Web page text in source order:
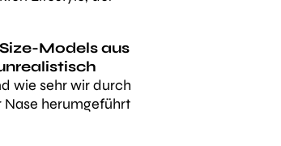
Models aus
wie sehr wir durch
Nase herumgeführt